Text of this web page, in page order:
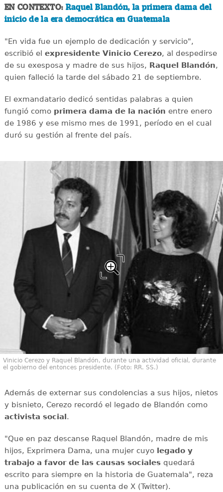
EN CONTEXTO: Raquel Blandón, la primera dama del
inicio de la era democrática en Guatemala
"En vida fue un ejemplo de dedicación y servicio",
escribió el expresidente Vinicio Cerezo, al despedirse
de su exesposa y madre de sus hijos, Raquel Blandón,
quien falleció la tarde del sábado 21 de septiembre.
El exmandatario dedicó sentidas palabras a quien
fungió como primera dama de la nación entre enero
de 1986 y ese mismo mes de 1991, período en el cual
duró su gestión al frente del país.
Vinicio Cerezo y Raquel Blandón, durante una actividad oficial, durante
el gobierno del entonces presidente. (Foto: RR. SS.)
Además de externar sus condolencias a sus hijos, nietos
y bisnieto, Cerezo recordó el legado de Blandón como
activista social.
"Que en paz descanse Raquel Blandón, madre de mis
hijos, Exprimera Dama, una mujer cuyolegado y
trabajo a favor de las causas socialesquedará
escrito para siempre en la historia de Guatemala", reza
una publicación en su cuenta de X (Twitter).